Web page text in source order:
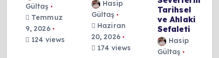
Gültaş
Temmuz
9, 2026
124 views
Hasip
Gültaş
Haziran
20, 2026
174 views
Tarihsel
ve Ahlaki
Sefaleti
Hasip
Gültaş